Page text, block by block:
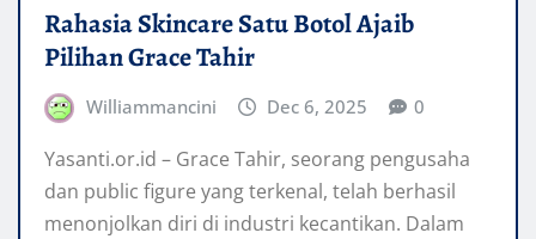
Rahasia Skincare Satu Botol Ajaib
Pilihan Grace Tahir
Williammancini Dec 6, 2025 0
Yasanti.or.id – Grace Tahir, seorang pengusaha
dan public figure yang terkenal, telah berhasil
menonjolkan diri di industri kecantikan. Dalam